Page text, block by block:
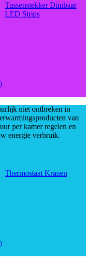
Tussenstekker Dimbaar
LED Strips
niet ontbreken in
van
per kamer regelen en
energie verbruik.
Thermostaat Kranen